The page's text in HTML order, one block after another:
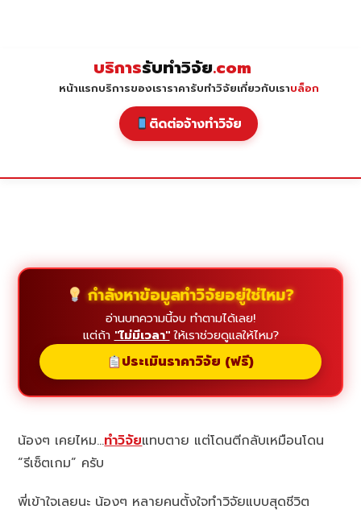
บริการรับทำวิจัย.com
หน้าแรกบริการของเราราคารับทำวิจัยเกี่ยวกับเราบล็อก
ติดต่อจ้างทำวิจัย
กำลังหาข้อมูลทำวิจัยอยู่ใช่ไหม?
อ่านบทความนี้จบ ทำตามได้เลย!
แต่ถ้า "ไม่มีเวลา"ให้เราช่วยดูแลให้ไหม?
ประเมินราคาวิจัย (ฟรี)
น้องๆ เคยไหม…ทำวิจัยแทบตาย แต่โดนตีกลับเหมือนโดน
“รีเซ็ตเกม” ครับ
พี่เข้าใจเลยนะ น้องๆ หลายคนตั้งใจทำวิจัยแบบสุดชีวิต